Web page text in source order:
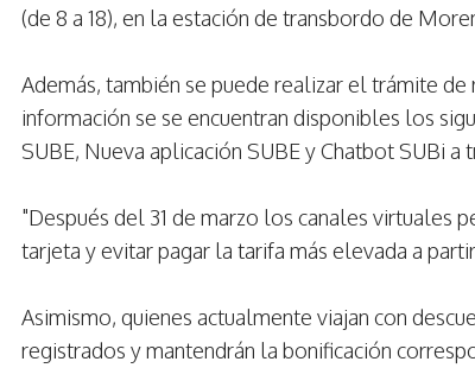
(de 8 a 18), en la estación de transbordo de
Además, también se puede realizar el trámite de
información se se encuentran disponibles los
SUBE, Nueva aplicación SUBE y Chatbot SUBi
"Después del 31 de marzo los canales virtuales
tarjeta y evitar pagar la tarifa más elevada a
Asimismo, quienes actualmente viajan con
registrados y mantendrán la bonificación